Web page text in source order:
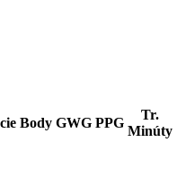
Body GWG PPG
Tr.
Minúty